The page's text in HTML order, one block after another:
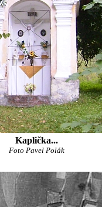
Kaplička...
Foto Pavel Polák